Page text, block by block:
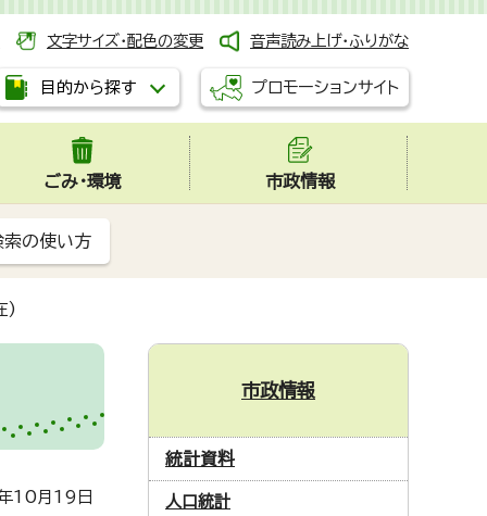
文字サイズ・配色の変更 音声読み上げ・ふりがな
目的から探す プロモーションサイト
ごみ・環境 市政情報
索の使い方
)
10月19日
市政情報
統計資料
人口統計